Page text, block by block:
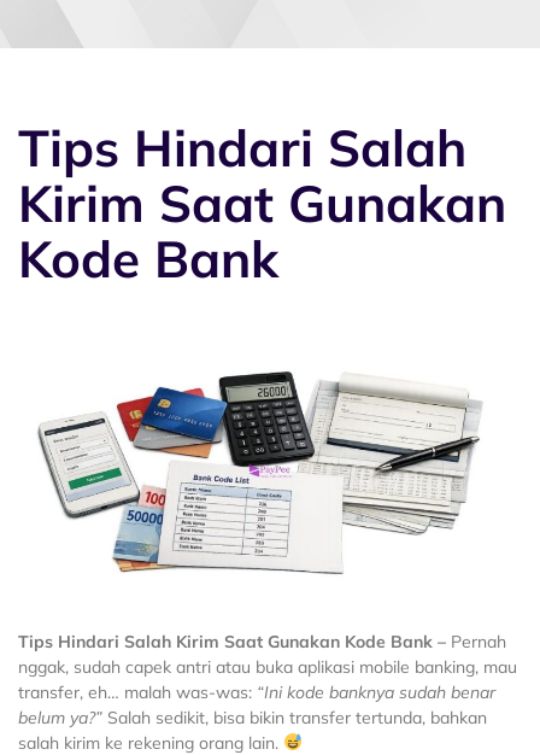
Tips Hindari Salah
Kirim Saat Gunakan
Kode Bank
Tips Hindari Salah Kirim Saat Gunakan Kode Bank – Pernah
nggak, sudah capek antri atau buka aplikasi mobile banking, mau
transfer, eh… malah was-was: “Ini kode banknya sudah benar
belum ya?” Salah sedikit, bisa bikin transfer tertunda, bahkan
salah kirim ke rekening orang lain.